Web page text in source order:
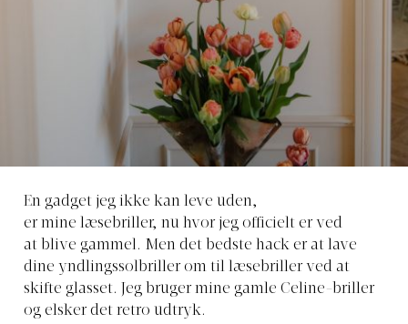
En gadget jeg ikke kan leve uden,
er mine læsebriller, nu hvor jeg officielt er ved
at blive gammel. Men det bedste hack er at lave
dine yndlingssolbriller om til læsebriller ved at
skifte glasset. Jeg bruger mine gamle Celine-briller
og elsker det retro udtryk.